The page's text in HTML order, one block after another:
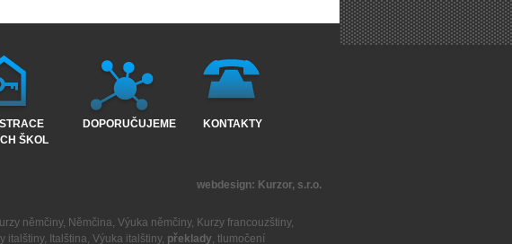
ŠKOL
DOPORUČUJEME KONTAKTY
webdesign: Kurzor, s.r.o.
němčiny, Němčina, Výuka němčiny, Kurzy francouzštiny,
italštiny, Italština, Výuka italštiny, překlady, tlumočení